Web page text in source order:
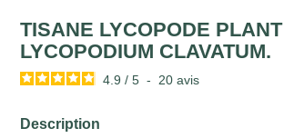
TISANE LYCOPODE PLANT
LYCOPODIUM CLAVATUM.
4.9 / 5 - 20avis
Description